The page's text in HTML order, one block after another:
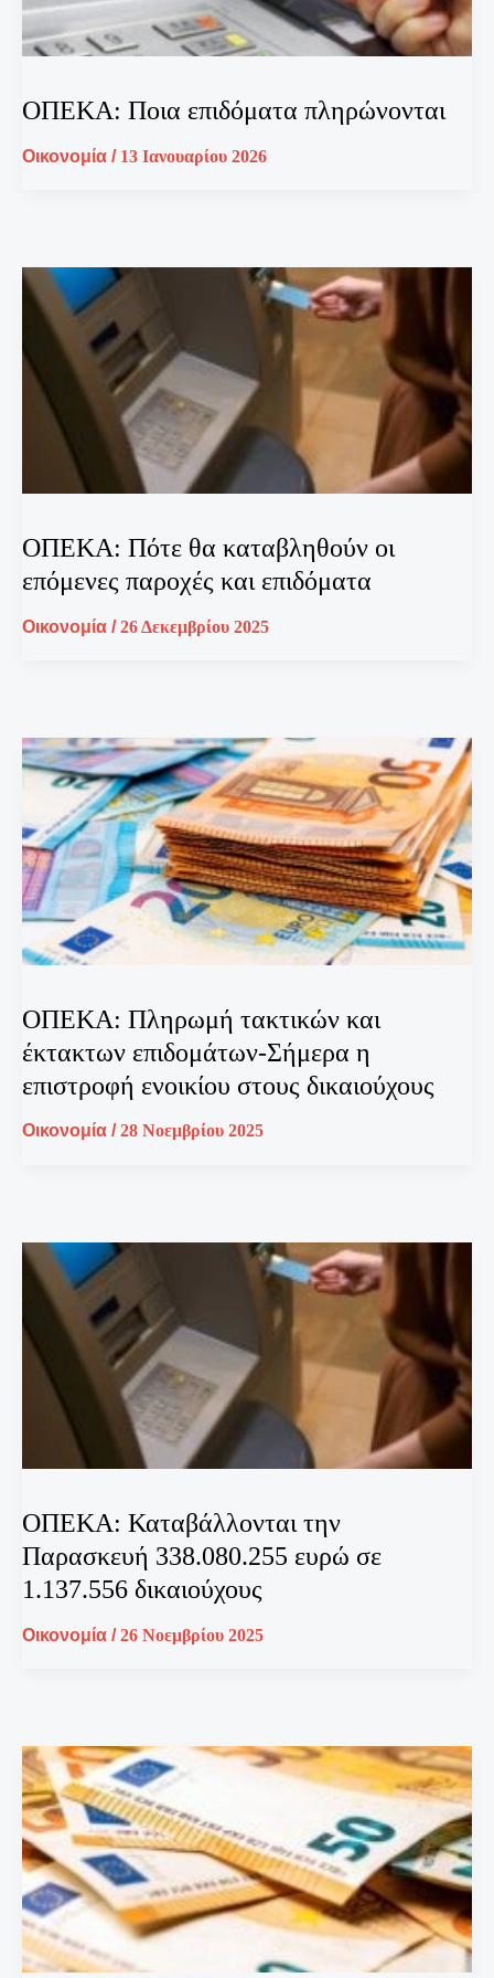
ΟΠΕΚΑ: Ποια επιδόματα πληρώνονται
Οικονομία / 13 Ιανουαρίου 2026
ΟΠΕΚΑ: Πότε θα καταβληθούν οι
επόμενες παροχές και επιδόματα
Οικονομία /26 Δεκεμβρίου 2025
ΟΠΕΚΑ: Πληρωμή τακτικών και
έκτακτων επιδομάτων-Σήμερα η
επιστροφή ενοικίου στους δικαιούχους
Οικονομία /28 Νοεμβρίου 2025
ΟΠΕΚΑ: Καταβάλλονται την
Παρασκευή 338.080.255 ευρώ σε
1.137.556 δικαιούχους
Οικονομία /26 Νοεμβρίου 2025